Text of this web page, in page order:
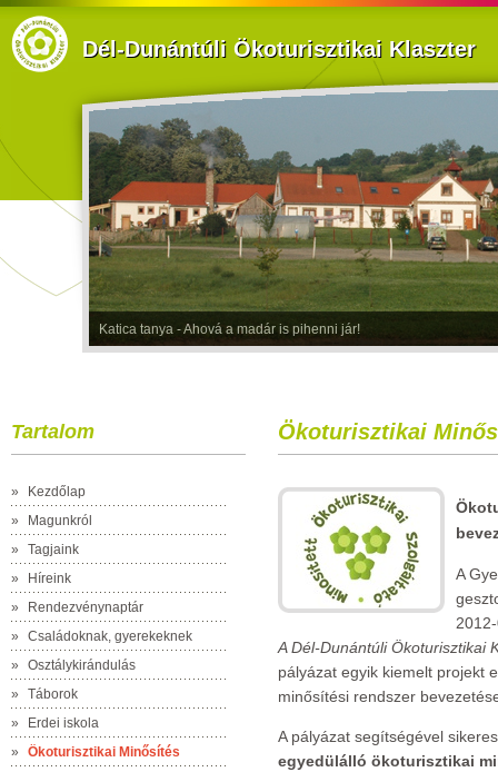
Dél-Dunántúli Ökoturisztikai Klaszter
Katica tanya - Ahová a madár is pihenni jár!
Tartalom
»
Kezdőlap
»
Magunkról
»
Tagjaink
»
Híreink
»
Rendezvénynaptár
»
Családoknak, gyerekeknek
»
Osztálykirándulás
»
Táborok
»
Erdei iskola
»
Ökoturisztikai Minősítés
Ökoturisztikai
A
A Dél-Dunántúli Ökoturisztikai
pályázat egyik kiemelt projekt
minősítési rendszer
A pályázat segítségével
egyedülálló ökoturisztikai